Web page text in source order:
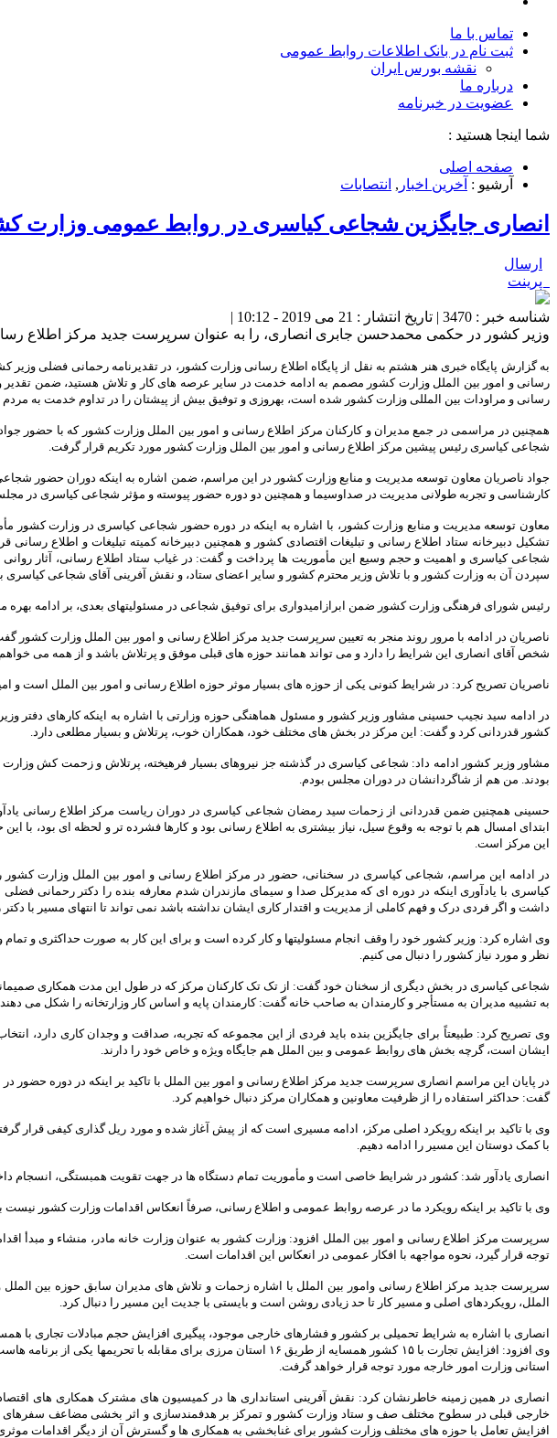
تماس با ما
ثبت نام در بانک اطلاعات روابط عمومی
نقشه بورس ایران
درباره ما
عضويت در خبرنامه
شما اینجا هستید :
صفحه اصلی
آرشیو : آخرین اخبار , انتصابات
انصاری جایگزین شجاعی کیاسری در روابط عمومی وزارت
ارسال
پرینت
شناسه خبر : 3470 | تاریخ انتشار : 21 می 2019 - 10:12 |
وزیر کشور در حکمی محمدحسن جابری انصاری، را به عنوان سرپرست جدید مرکز اطلاع
به گزارش پایگاه خبری هنر هشتم به نقل از پایگاه اطلاع رسانی وزارت کشور، در تقدیرنامه رحمانی
رسانی و امور بین الملل وزارت کشور مصمم به ادامه خدمت در سایر عرصه های کار و تلاش هستید، ضمن
رسانی و مراودات بین المللی وزارت کشور شده است، بهروزی و توفیق بیش از پیشتان را در تداوم خدمت به مردم
همچنین در مراسمی در جمع مدیران و کارکنان مرکز اطلاع رسانی و امور بین الملل وزارت کشور که با حضور
شجاعی کیاسری رئیس پیشین مرکز اطلاع رسانی و امور بین الملل وزارت کشور مورد تکریم قرار گرفت.
جواد ناصریان معاون توسعه مدیریت و منابع وزارت کشور در این مراسم، ضمن اشاره به اینکه دوران حضور
کارشناسی و تجربه طولانی مدیریت در صداوسیما و همچنین دو دوره حضور پیوسته و مؤثر شجاعی کیاسری در
معاون توسعه مدیریت و منابع وزارت کشور، با اشاره به اینکه در دوره حضور شجاعی کیاسری در وزارت کشور
تشکیل دبیرخانه ستاد اطلاع رسانی و تبلیغات اقتصادی کشور و همچنین دبیرخانه کمیته تبلیغات و اطلاع
شجاعی کیاسری و اهمیت و حجم وسیع این مأموریت ها پرداخت و گفت: در غیاب ستاد اطلاع رسانی، آثار
سپردن آن به وزارت کشور و با تلاش وزیر محترم کشور و سایر اعضای ستاد، و نقش آفرینی آقای شجاعی کیاسری
رئیس شورای فرهنگی وزارت کشور ضمن ابرازامیدواری برای توفیق شجاعی در مسئولیتهای بعدی، بر ادامه
ناصریان در ادامه با مرور روند منجر به تعیین سرپرست جدید مرکز اطلاع رسانی و امور بین الملل وزارت کشور
شخص آقای انصاری این شرایط را دارد و می تواند همانند حوزه های قبلی موفق و پرتلاش باشد و از همه می
ناصریان تصریح کرد: در شرایط کنونی یکی از حوزه های بسیار موثر حوزه اطلاع رسانی و امور بین الملل است و
در ادامه سید نجیب حسینی مشاور وزیر کشور و مسئول هماهنگی حوزه وزارتی با اشاره به اینکه کارهای دفتر
کشور قدردانی کرد و گفت: این مرکز در بخش های مختلف خود، همکاران خوب، پرتلاش و بسیار مطلعی دارد.
مشاور وزیر کشور ادامه داد: شجاعی کیاسری در گذشته جز نیروهای بسیار فرهیخته، پرتلاش و زحمت کش
بودند. من هم از شاگردانشان در دوران مجلس بودم.
حسینی همچنین ضمن قدردانی از زحمات سید رمضان شجاعی کیاسری در دوران ریاست مرکز اطلاع رسانی
ابتدای امسال هم با توجه به وقوع سیل، نیاز بیشتری به اطلاع رسانی بود و کارها فشرده تر و لحظه ای بود،
این مرکز است.
در ادامه این مراسم، شجاعی کیاسری در سخنانی، حضور در مرکز اطلاع رسانی و امور بین الملل وزارت
کیاسری با یادآوری اینکه در دوره ای که مدیرکل صدا و سیمای مازندران شدم معارفه بنده را دکتر رحمانی
داشت و اگر فردی درک و فهم کاملی از مدیریت و اقتدار کاری ایشان نداشته باشد نمی تواند تا انتهای مسیر با
وی اشاره کرد: وزیر کشور خود را وقف انجام مسئولیتها و کار کرده است و برای این کار به صورت حداکثری و
نظر و مورد نیاز کشور را دنبال می کنیم.
شجاعی کیاسری در بخش دیگری از سخنان خود گفت: از تک تک کارکنان مرکز که در طول این مدت همکاری
به تشبیه مدیران به مستأجر و کارمندان به صاحب خانه گفت: کارمندان پایه و اساس کار وزارتخانه را شکل می دهند .
وی تصریح کرد: طبیعتاً برای جایگزین بنده باید فردی از این مجموعه که تجربه، صداقت و وجدان کاری دارد،
ایشان است، گرچه بخش های روابط عمومی و بین الملل هم جایگاه ویژه و خاص خود را دارند.
در پایان این مراسم انصاری سرپرست جدید مرکز اطلاع رسانی و امور بین الملل با تاکید بر اینکه در دوره
گفت: حداکثر استفاده را از ظرفیت معاونین و همکاران مرکز دنبال خواهیم کرد.
وی با تاکید بر اینکه رویکرد اصلی مرکز، ادامه مسیری است که از پیش آغاز شده و مورد ریل گذاری کیفی
با کمک دوستان این مسیر را ادامه دهیم.
انصاری یادآور شد: کشور در شرایط خاصی است و مأموریت تمام دستگاه ها در جهت تقویت همبستگی، انسجام
وی با تاکید بر اینکه رویکرد ما در عرصه روابط عمومی و اطلاع رسانی، صرفاً انعکاس اقدامات وزارت کشور
سرپرست مرکز اطلاع رسانی و امور بین الملل افزود: وزارت کشور به عنوان وزارت خانه مادر، منشاء و مبدأ
توجه قرار گیرد، نحوه مواجهه با افکار عمومی در انعکاس این اقدامات است.
سرپرست جدید مرکز اطلاع رسانی وامور بین الملل با اشاره زحمات و تلاش های مدیران سابق حوزه بین
الملل، رویکردهای اصلی و مسیر کار تا حد زیادی روشن است و بایستی با جدیت این مسیر را دنبال کرد.
انصاری با اشاره به شرایط تحمیلی بر کشور و فشارهای خارجی موجود، پیگیری افزایش حجم مبادلات تجاری
وی افزود: افزایش تجارت با ۱۵ کشور همسایه از طریق ۱۶ استان مرزی
استانی وزارت امور خارجه مورد توجه قرار خواهد گرفت.
انصاری در همین زمینه خاطرنشان کرد: نقش آفرینی استانداری ها در کمیسیون های مشترک همکاری های
خارجی قبلی در سطوح مختلف صف و ستاد وزارت کشور و تمرکز بر هدفمندسازی و اثر بخشی مضاعف سفرهای
افزایش تعامل با حوزه های مختلف وزارت کشور برای غنابخشی به همکاری ها و گسترش آن از دیگر اقدامات